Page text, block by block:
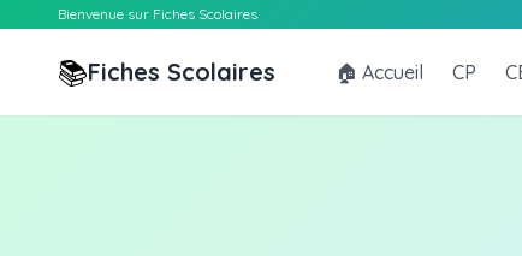
Bienvenue sur Fiches Scolaires
📚Fiches Scolaires 🏠 Accueil CP